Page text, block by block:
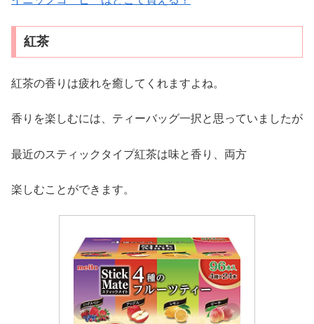
紅茶
紅茶の香りは疲れを癒してくれますよね。
香りを楽しむには、ティーバッグ一択と思っていましたが
最近のスティックタイプ紅茶は味と香り、両方
楽しむことができます。